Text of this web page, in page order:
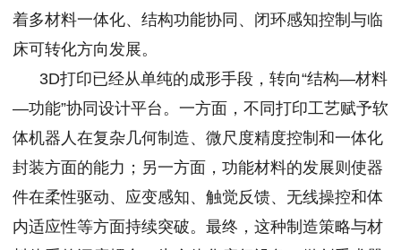
着多材料一体化、结构功能协同、闭环感知控制与临
床可转化方向发展。
3D打印已经从单纯的成形手段，转向“结构—材料
—功能”协同设计平台。一方面，不同打印工艺赋予软
体机器人在复杂几何制造、微尺度精度控制和一体化
封装方面的能力；另一方面，功能材料的发展则使器
件在柔性驱动、应变感知、触觉反馈、无线操控和体
内适应性等方面持续突破。最终，这种制造策略与材